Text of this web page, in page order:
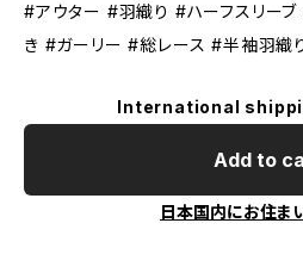
#アウター #羽織り #ハーフスリー
き #ガーリー #総レース #半袖羽織
International
Add to
日本国内にお住ま